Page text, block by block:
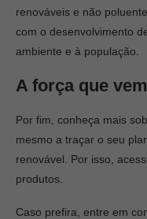
renováveis e não
com o desenvolvimento
ambiente e à população.
A força que
Por fim, conheça mais
mesmo a traçar o seu
renovável. Por isso,
produtos.
Caso prefira, entre em